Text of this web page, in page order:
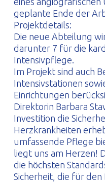
geplante Ende der
Projektdetails:
Die neue Abteilung
darunter 7 für die
Intensivpflege.
Im Projekt sind auch
Intensivstationen
Einrichtungen
Direktorin Barbara
Investition die
Herzkrankheiten
umfassende Pflege
liegt uns am Herzen!
die höchsten
Sicherheit, die für den